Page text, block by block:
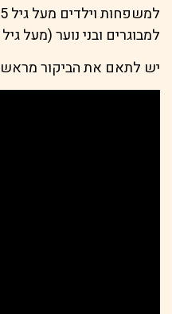
למשפחות וילדים מעל גיל 5
למבוגרים ובני נוער (מעל גיל 12)
יש לתאם את הביקור מראש.